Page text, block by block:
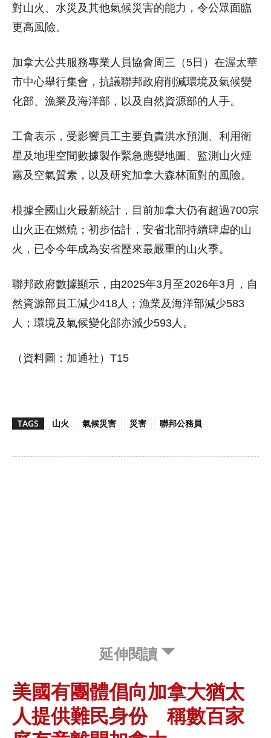
對山火、水災及其他氣候災害的能力，令公眾面臨
更高風險。
加拿大公共服務專業人員協會周三（5日）在渥太華
市中心舉行集會，抗議聯邦政府削減環境及氣候變
化部、漁業及海洋部，以及自然資源部的人手。
工會表示，受影響員工主要負責洪水預測、利用衛
星及地理空間數據製作緊急應變地圖、監測山火煙
霧及空氣質素，以及研究加拿大森林面對的風險。
根據全國山火最新統計，目前加拿大仍有超過700宗
山火正在燃燒；初步估計，安省北部持續肆虐的山
火，已令今年成為安省歷來最嚴重的山火季。
聯邦政府數據顯示，由2025年3月至2026年3月，自
然資源部員工減少418人；漁業及海洋部減少583
人；環境及氣候變化部亦減少593人。
（資料圖：加通社）T15
TAGS 山火 氣候災害 災害 聯邦公務員
延伸閱讀
美國有團體倡向加拿大猶太
人提供難民身份 稱數百家